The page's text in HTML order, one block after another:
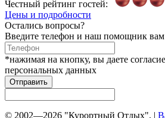
Честный рейтинг гостей:
Цены и подробности
Остались вопросы?
Введите телефон и наш помощник вам
*нажимая на кнопку, вы даете
персональных данных
Отправить
© 2002—2026 "Курортный Отдых". |